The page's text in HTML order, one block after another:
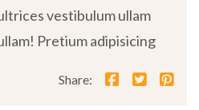
vestibulum ullam
Pretium adipisicing
Share: